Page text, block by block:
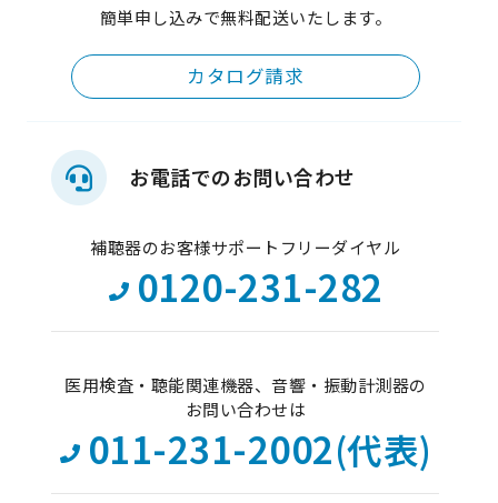
簡単申し込みで無料配送いたします。
カタログ請求
お電話でのお問い合わせ
補聴器のお客様サポートフリーダイヤル
0120-231-282
医用検査・聴能関連機器、音響・振動計測器の
お問い合わせは
011-231-2002(代表)